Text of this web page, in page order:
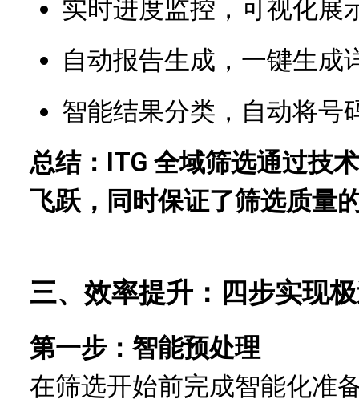
实时进度监控，可视化展
自动报告生成，一键生成
智能结果分类，自动将号
总结：ITG 全域筛选通过技
飞跃，同时保证了筛选质量
三、效率提升：四步实现
第一步：智能预处理
在筛选开始前完成智能化准